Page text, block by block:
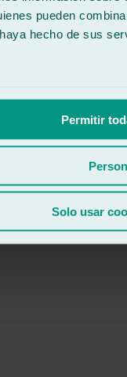
pueden
hecho de sus
Permitir
Solo usar